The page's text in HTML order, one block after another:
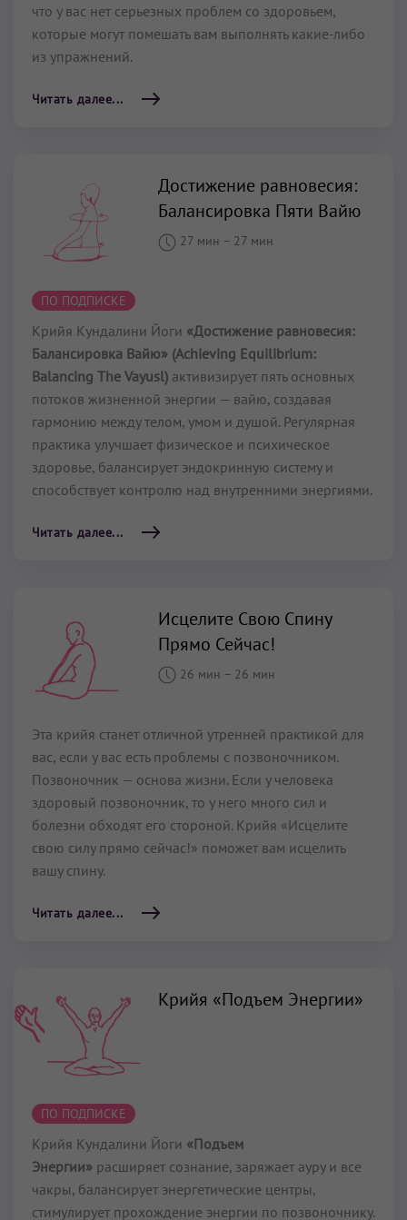
что у вас нет серьезных проблем со здоровьем,
которые могут помешать вам выполнять какие-либо
из упражнений.
Читать далее...
Достижение равновесия:
Балансировка Пяти Вайю
27 мин – 27 мин
ПО ПОДПИСКЕ
Крийя Кундалини Йоги «Достижение равновесия:
Балансировка Вайю» (Achieving Equilibrium:
Balancing The Vayusl) активизирует пять основных
потоков жизненной энергии — вайю, создавая
гармонию между телом, умом и душой. Регулярная
практика улучшает физическое и психическое
здоровье, балансирует эндокринную систему и
способствует контролю над внутренними энергиями.
Читать далее...
Исцелите Свою Спину
Прямо Сейчас!
26 мин – 26 мин
Эта крийя станет отличной утренней практикой для
вас, если у вас есть проблемы с позвоночником.
Позвоночник — основа жизни. Если у человека
здоровый позвоночник, то у него много сил и
болезни обходят его стороной. Крийя «Исцелите
свою силу прямо сейчас!» поможет вам исцелить
вашу спину.
Читать далее...
Крийя «Подъем Энергии»
ПО ПОДПИСКЕ
Крийя Кундалини Йоги «Подъем
Энергии» расширяет сознание, заряжает ауру и все
чакры, балансирует энергетические центры,
стимулирует прохождение энергии по позвоночнику.